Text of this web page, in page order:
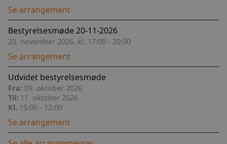
Se arrangement
Bestyrelsesmøde 20-11-2026
20. november 2026, kl. 17:00 - 20:00
Se arrangement
Udvidet bestyrelsesmøde
Fra: 09. oktober 2026
Til: 11. oktober 2026
Kl. 15:00 - 12:00
Se arrangement